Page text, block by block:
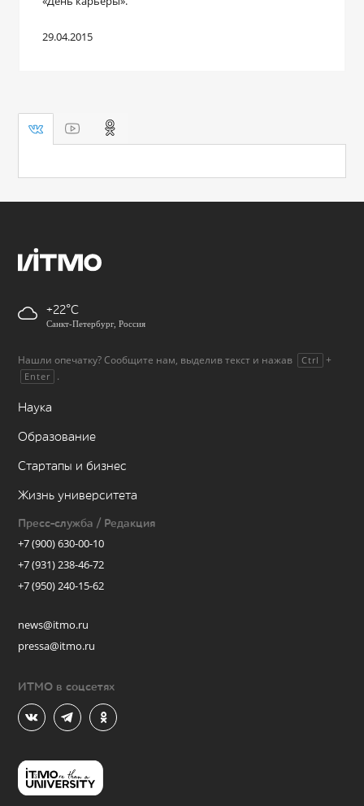
29.04.2015
+22
Санкт-Петербург, Россия
Нашли опечатку? Сообщите нам, выделив текст и нажав Ctrl +
Enter .
Наука
Образование
Стартапы и бизнес
Жизнь университета
Пресс-служба / Редакция
+7 (900) 630-00-10
+7 (931) 238-46-72
+7 (950) 240-15-62
news@itmo.ru
pressa@itmo.ru
ИТМО в соцсетях